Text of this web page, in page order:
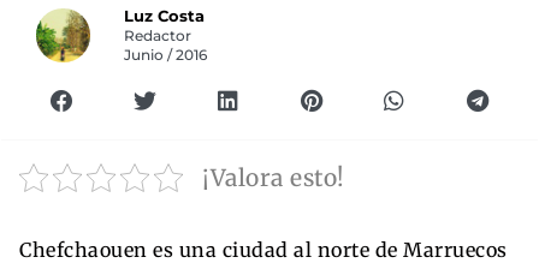
Luz Costa
Redactor
Junio / 2016
¡Valora esto!
Chefchaouen es una ciudad al norte de Marruecos